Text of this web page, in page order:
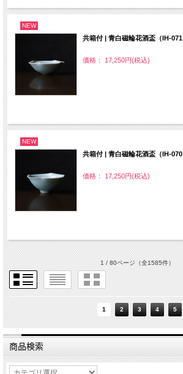
NEW
共箱付 | 青白磁輪花酒盃（IH-
価格： 17,250円(税込)
NEW
共箱付 | 青白磁輪花酒盃（IH-
価格： 17,250円(税込)
1 / 80ページ（全1585件）
1 2 3 4 5
商品検索